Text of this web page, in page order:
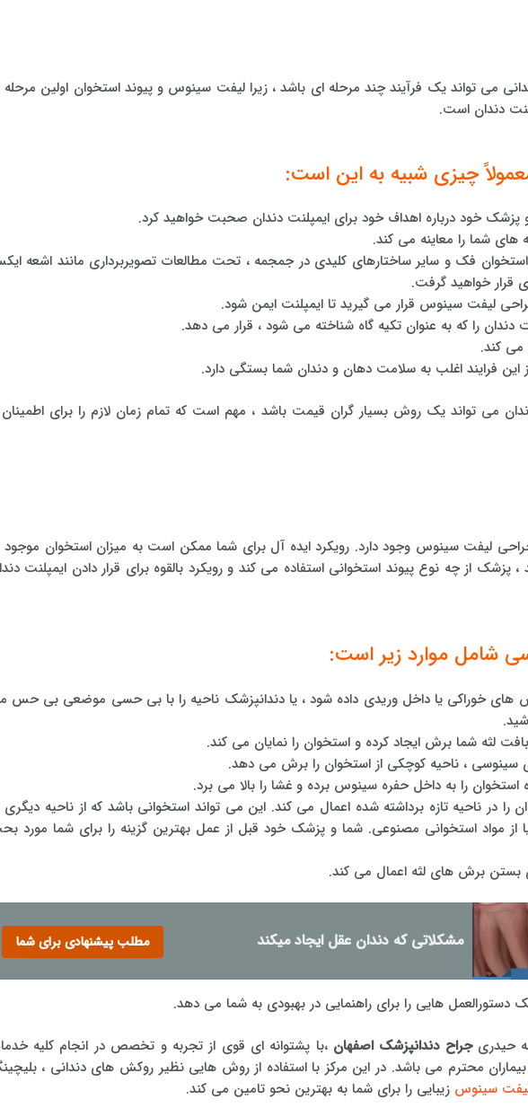
می تواند یک فرآیند چند مرحله ای باشد ، زیرا لیفت سینوس و پیوند استخوان اولین مرحله
دندان است.
چیزی شبیه به این است:
پزشک خود درباره اهداف خود برای ایمپلنت دندان صحبت خواهید کرد.
شما را معاینه می کند.
فک و سایر ساختارهای کلیدی در جمجمه ، تحت مطالعات تصویربرداری مانند اشعه
قرار خواهید گرفت.
لیفت سینوس قرار می گیرید تا ایمپلنت ایمن شود.
دندان را که به عنوان تکیه گاه شناخته می شود ، قرار می دهد.
می کند.
این فرایند اغلب به سلامت دهان و دندان شما بستگی دارد.
می تواند یک روش بسیار گران قیمت باشد ، مهم است که تمام زمان لازم را برای اطمینان
لیفت سینوس وجود دارد. رویکرد ایده آل برای شما ممکن است به میزان استخوان موجود
از چه نوع پیوند استخوانی استفاده می کند و رویکرد بالقوه برای قرار دادن ایمپلنت
شامل موارد زیر است:
خوراکی یا داخل وریدی داده شود ، یا دندانپزشک ناحیه را با بی حسی موضعی بی حس
لثه شما برش ایجاد کرده و استخوان را نمایان می کند.
سینوسی ، ناحیه کوچکی از استخوان را برش می دهد.
را به داخل حفره سینوس برده و غشا را بالا می برد.
را در ناحیه تازه برداشته شده اعمال می کند. این می تواند استخوانی باشد که از ناحیه دیگری
مواد استخوانی مصنوعی. شما و پزشک خود قبل از عمل بهترین گزینه را برای شما مورد
بستن برش های لثه اعمال می کند.
مشکلاتی که دندان عقل ایجاد میکند مطلب پیشنهادی برای شما
هایی را برای راهنمایی در بهبودی به شما می دهد.
حیدریجراح دندانپزشک اصفهان ،با پشتوانه ای قوی از تجربه و تخصص در انجام کلیه
محترم می باشد. در این مرکز با استفاده از روش هایی نظیر روکش های دندانی ،
سینوس زیبایی را برای شما به بهترین نحو تامین می کند.